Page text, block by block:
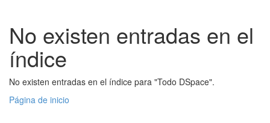
No existen entradas en el
índice
No existen entradas en el índice para "Todo DSpace".
Página de inicio